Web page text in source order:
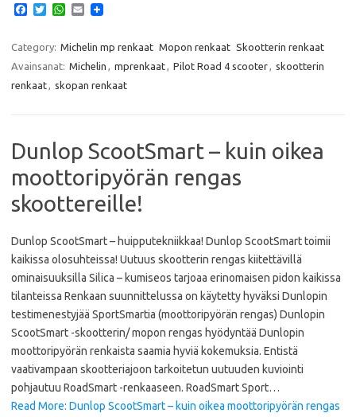
e
b
o
o
T
t
e
r
W
t
s
A
p
E
i
l
Category: Michelin mp renkaat Mopon renkaat Skootterin renkaat
Avainsanat: Michelin , mprenkaat, Pilot Road 4 scooter, skootterin
renkaat, skopan renkaat
Dunlop ScootSmart – kuin oikea
moottoripyörän rengas
skoottereille!
Dunlop ScootSmart – huipputekniikkaa! Dunlop ScootSmart toimii
kaikissa olosuhteissa! Uutuus skootterin rengas kiitettävillä
ominaisuuksilla Silica – kumiseos tarjoaa erinomaisen pidon kaikissa
tilanteissa Renkaan suunnittelussa on käytetty hyväksi Dunlopin
testimenestyjää SportSmartia (moottoripyörän rengas) Dunlopin
ScootSmart -skootterin/ mopon rengas hyödyntää Dunlopin
moottoripyörän renkaista saamia hyviä kokemuksia. Entistä
vaativampaan skootteriajoon tarkoitetun uutuuden kuviointi
pohjautuu RoadSmart -renkaaseen. RoadSmart Sport…
Read More: Dunlop ScootSmart – kuin oikea moottoripyörän rengas